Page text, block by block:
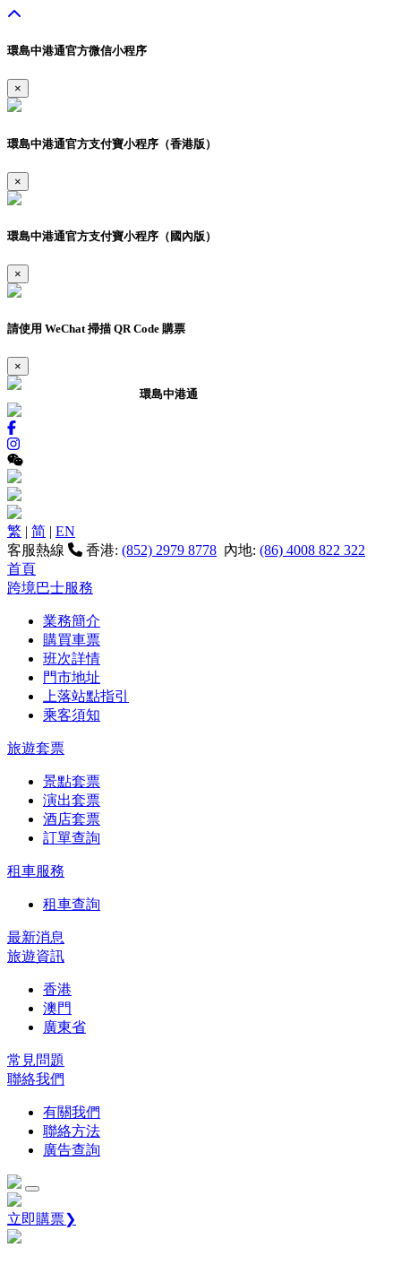
環島中港通官方微信小程序
×
環島中港通官方支付寶小程序（香港版）
×
環島中港通官方支付寶小程序（國內版）
×
請使用 WeChat 掃描 QR Code 購票
×
環島中港通
繁 | 简 | EN
客服熱線
香港: (852) 2979 8778 內地: (86) 4008 822 322
首頁
跨境巴士服務
業務簡介
購買車票
班次詳情
門市地址
上落站點指引
乘客須知
旅遊套票
景點套票
演出套票
酒店套票
訂單查詢
租車服務
租車查詢
最新消息
旅遊資訊
香港
澳門
廣東省
常見問題
聯絡我們
有關我們
聯絡方法
廣告查詢
立即購票❯